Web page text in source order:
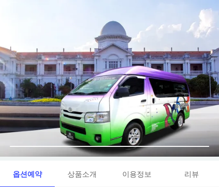
옵션예약 상품소개 이용정보 리뷰